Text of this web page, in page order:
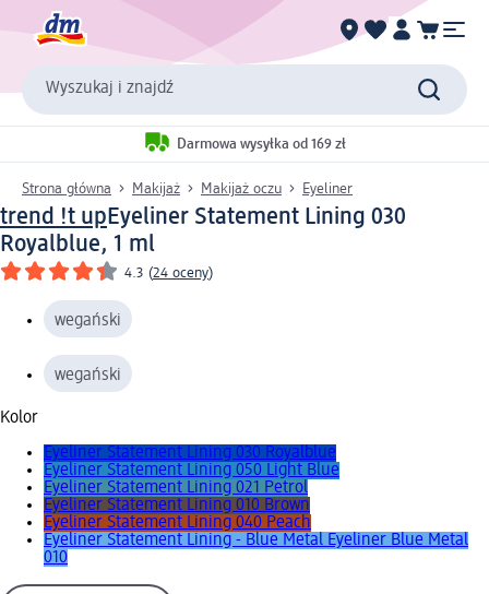
Wyszukaj i znajdź
Darmowa wysyłka od 169 zł
Strona główna Makijaż Makijaż oczu Eyeliner
trend !t upEyeliner Statement Lining 030
Royalblue, 1 ml
4.3 (24 oceny)
wegański
wegański
Kolor
Eyeliner Statement Lining 030 Royalblue
Eyeliner Statement Lining 050 Light Blue
Eyeliner Statement Lining 021 Petrol
Eyeliner Statement Lining 010 Brown
Eyeliner Statement Lining 040 Peach
Eyeliner Statement Lining - Blue Metal Eyeliner Blue Metal
010